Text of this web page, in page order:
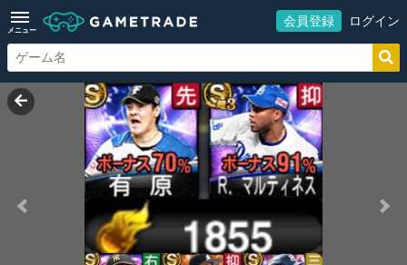
メニュー
会員登録 ログイン